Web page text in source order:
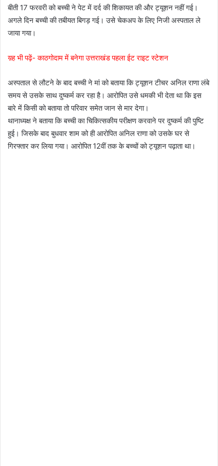
बीती 17 फरवरी को बच्ची ने पेट में दर्द की शिकायत की और ट्यूशन नहीं गई।
अगले दिन बच्ची की तबीयत बिगड़ गई। उसे चेकअप के लिए निजी अस्पताल ले
जाया गया।
य़ह भी पढ़ें- काठगोदाम में बनेगा उत्तराखंड पहला ईट राइट स्टेशन
अस्पताल से लौटने के बाद बच्ची ने मां को बताया कि ट्यूशन टीचर अनिल राणा लंबे
समय से उसके साथ दुष्कर्म कर रहा है। आरोपित उसे धमकी भी देता था कि इस
बारे में किसी को बताया तो परिवार समेत जान से मार देगा।
थानाध्यक्ष ने बताया कि बच्ची का चिकित्सकीय परीक्षण करवाने पर दुष्कर्म की पुष्टि
हुई। जिसके बाद बुधवार शाम को ही आरोपित अनिल राणा को उसके घर से
गिरफ्तार कर लिया गया। आरोपित 12वीं तक के बच्चों को ट्यूशन पढ़ाता था।